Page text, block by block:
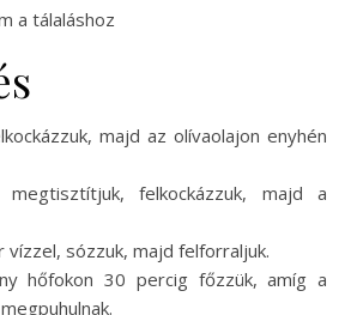
a tálaláshoz
majd az olívaolajon enyhén
felkockázzuk, majd a
vízzel, sózzuk, majd felforraljuk.
hőfokon 30 percig főzzük, amíg a